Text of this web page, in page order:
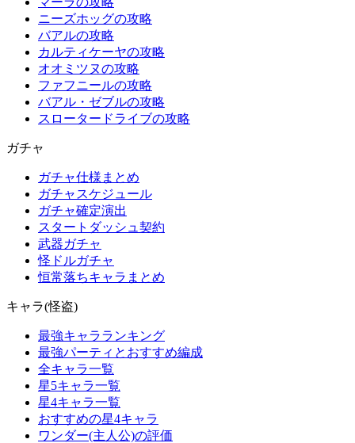
ニーズホッグの攻略
バアルの攻略
カルティケーヤの攻略
オオミツヌの攻略
ファフニールの攻略
バアル・ゼブルの攻略
スロータードライブの攻略
ガチャ
ガチャ仕様まとめ
ガチャスケジュール
ガチャ確定演出
スタートダッシュ契約
武器ガチャ
怪ドルガチャ
恒常落ちキャラまとめ
キャラ(怪盗)
最強キャラランキング
最強パーティとおすすめ編成
全キャラ一覧
星5キャラ一覧
星4キャラ一覧
おすすめの星4キャラ
ワンダー(主人公)の評価